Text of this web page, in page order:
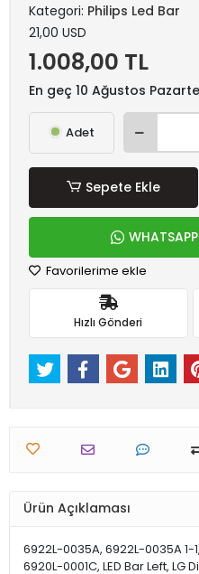
Kategori: Philips Led Bar
21,00 USD
1.008,00 TL
En geç 10 Ağustos
Adet
Sepete Ekle
Favorilerime ekle
Hızlı Gönderi
Ürün Açıklaması
6922L-0035A, 6922L-0035A 1-
6920L-0001C, LED Bar Left, LG